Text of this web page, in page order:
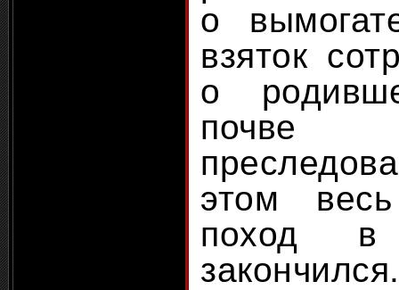
о
взяток
о
почве
этом
поход в
закончился.